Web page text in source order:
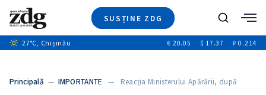
SUSȚINE ZDG
Ştiri
+6
Video
Caută
27°C, Chișinău € 20.05 $ 17.37 ₽ 0.214
Principală — IMPORTANTE — Reacția Ministerului Apărării, după